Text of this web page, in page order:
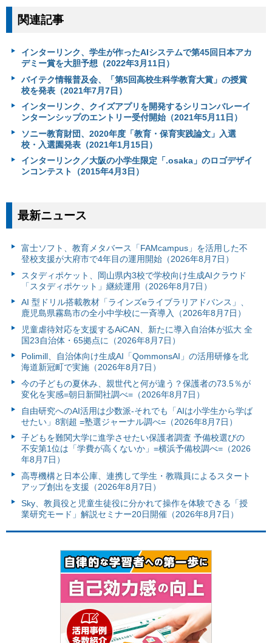
関連記事
インターリンク、学生が作ったAIシステムで第45回日本アカ
デミー賞を大胆予想（2022年3月11日）
バイテク情報普及会、「第5回高校生科学教育大賞」の授賞
校を発表（2021年7月7日）
インターリンク、クイズアプリを開発するシリコンバレーイ
ンターンシップのエントリー受付開始（2021年5月11日）
ソニー教育財団、2020年度「教育・保育実践論文」入選
校・入選園発表（2021年1月15日）
インターリンク／大阪の小学生限定「.osaka」のロゴデザイ
ンコンテスト（2015年4月3日）
最新ニュース
富⼠ソフト、教育メタバース「FAMcampus」を活用した不
登校支援が大府市で4年目の運用開始（2026年8月7日）
スタディポケット、岡山県内3校で学校向け生成AIクラウド
「スタディポケット」継続運用（2026年8月7日）
AI 型ドリル搭載教材「ラインズeライブラリアドバンス」、
鹿児島県霧島市の全小中学校に一斉導入（2026年8月7日）
児童虐待対応を支援するAiCAN、新たに導入自治体が拡大 全
国23自治体・65拠点に（2026年8月7日）
Polimill、自治体向け生成AI「QommonsAI」の活用研修を北
海道新冠町で実施（2026年8月7日）
今の子どもの夏休み、親世代と何が違う？保護者の73.5％が
変化を実感=朝日新聞社調べ=（2026年8月7日）
自由研究へのAI活用は少数派-それでも「AIは小学生から学ば
せたい」8割超 =塾選ジャーナル調べ=（2026年8月7日）
子どもを難関大学に進学させたい保護者調査 予備校選びの
不安第1位は「学費が高くないか」=横浜予備校調べ=（2026
年8月7日）
高専機構と日本公庫、連携して学生・教職員によるスタート
アップ創出を支援（2026年8月7日）
Sky、教員役と児童生徒役に分かれて操作を体験できる「授
業研究モード」解説セミナー20日開催（2026年8月7日）